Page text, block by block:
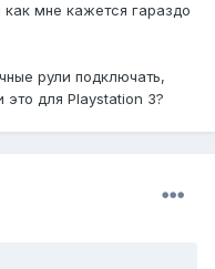
мне кажется гараздо
рули подключать,
для Playstation 3?